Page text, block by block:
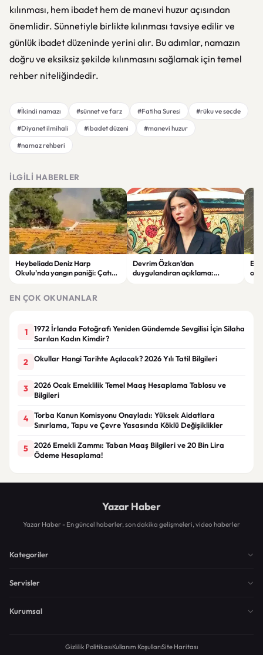
kılınması, hem ibadet hem de manevi huzur açısından
önemlidir. Sünnetiyle birlikte kılınması tavsiye edilir ve
günlük ibadet düzeninde yerini alır. Bu adımlar, namazın
doğru ve eksiksiz şekilde kılınmasını sağlamak için temel
rehber niteliğindedir.
#İkindi namazı #sünnet ve farz #Fatiha Suresi
#rüku ve secde
#Diyanet ilmihali
#ibadet düzeni
#manevi huzur
#namaz rehberi
İLGILI HABERLER
Heybeliada Deniz Harp
Okulu’nda yangın paniği: Çatıda
Devrim Özkan’dan
duygulandıran açıklama:
EN ÇOK OKUNANLAR
1
1972 İrlanda Fotoğrafı Yeniden Gündemde Sevgilisi İçin Silaha
Sarılan Kadın Kimdir?
2 Okullar Hangi Tarihte Açılacak? 2026 Yılı Tatil Bilgileri
3
2026 Ocak Emeklilik Temel Maaş Hesaplama Tablosu ve
Bilgileri
4
Torba Kanun Komisyonu Onayladı: Yüksek Aidatlara
Sınırlama, Tapu ve Çevre Yasasında Köklü Değişiklikler
5
2026 Emekli Zammı: Taban Maaş Bilgileri ve 20 Bin Lira
Ödeme Hesaplama!
Yazar Haber
Yazar Haber - En güncel haberler, son dakika gelişmeleri, video haberler
Kategoriler
Servisler
Kurumsal
Gizlilik PolitikasıKullanım KoşullarıSite Haritası